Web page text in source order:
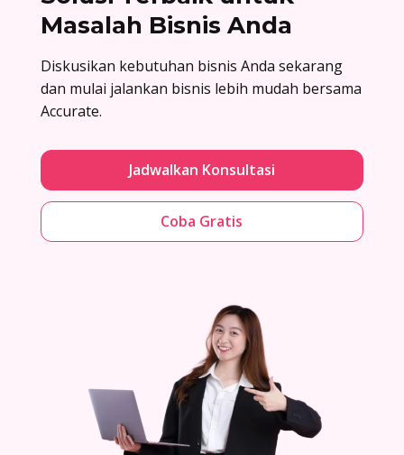
Masalah Bisnis Anda
Diskusikan kebutuhan bisnis Anda sekarang
dan mulai jalankan bisnis lebih mudah bersama
Accurate.
Jadwalkan Konsultasi
Coba Gratis